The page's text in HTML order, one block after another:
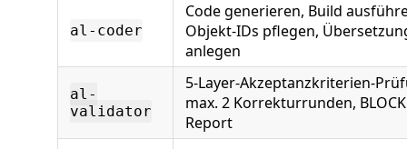
al-coder
Code generieren, Build
Objekt-IDs pflegen,
anlegen
al-
validator
5-Layer-Akzeptanzkriterien-
max. 2 Korrekturrunden,
Report